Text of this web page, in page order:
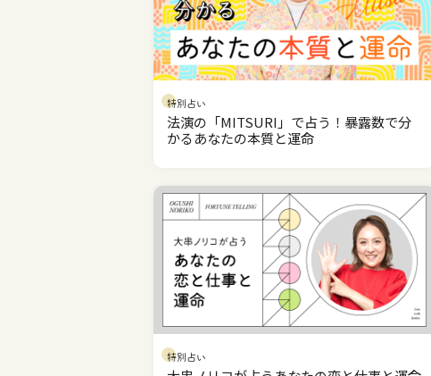
特別占い
法演の「MITSURI」で占う！暴露数で分
かるあなたの本質と運命
特別占い